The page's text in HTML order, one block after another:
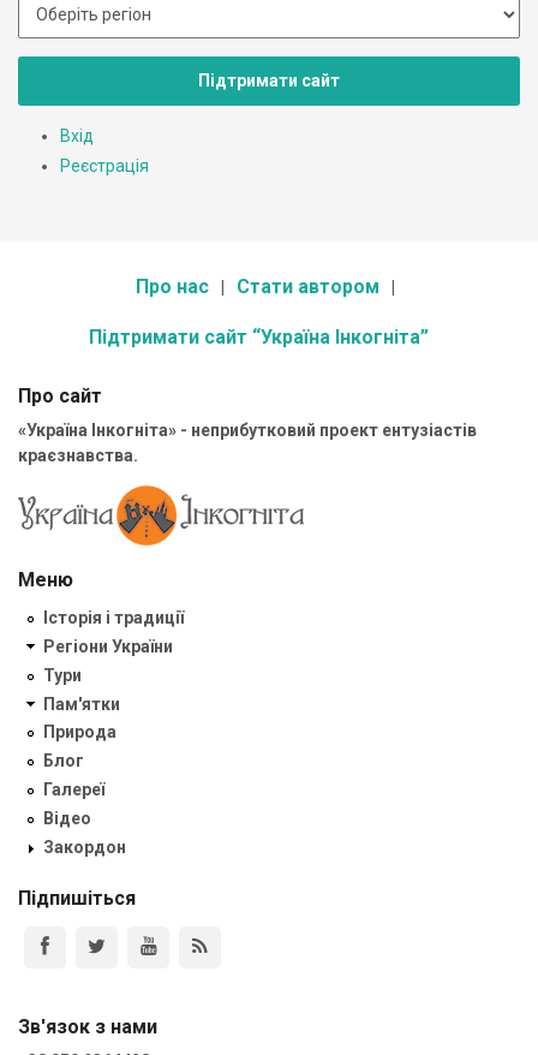
Підтримати сайт
Вхід
Реєстрація
Про нас Стати автором
Підтримати сайт “Україна Інкогніта”
Про сайт
«Україна Інкогніта» - неприбутковий проект ентузіастів
краєзнавства.
Меню
Історія і традиції
Регіони України
Тури
Пам'ятки
Природа
Блог
Галереї
Відео
Закордон
Підпишіться
Зв'язок з нами